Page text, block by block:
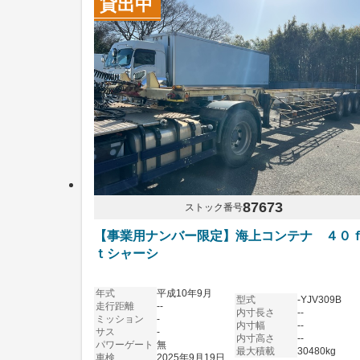
貸出中
ストック番号87673
【事業用ナンバー限定】海上コンテナ ４０
ｔシャーシ
年式
平成10年9月
走行距離
--
ミッション
-
サス
-
パワーゲート 無
車検
2025年9月19日
型式
-YJV309B
内寸長さ
--
内寸幅
--
内寸高さ
--
最大積載
30480kg